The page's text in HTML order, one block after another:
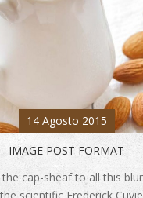
14 Agosto 2015
IMAGE POST FORMAT
cap-sheaf to all this